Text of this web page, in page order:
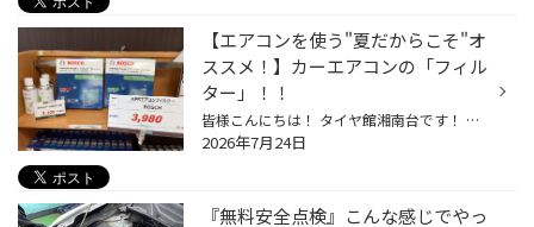
【エアコンを使う"夏だからこそ"オ
ススメ！】カーエアコンの「フィル
ター」！！
皆様こんにちは！ タイヤ館湘南台です！ 夏至も過ぎ 夏の本番が近付いてきて 気温もどんどんと上がってきております。 運転中のカーエアコンが欠かせなくなってきました。 そんなカーエアコンにも「フィルター」がついております！ ソレがこちら↓↓ こちらは、当店の作業車のフィルター 外気を取り込...
2026年7月24日
『無料安全点検』こんな感じでやっ